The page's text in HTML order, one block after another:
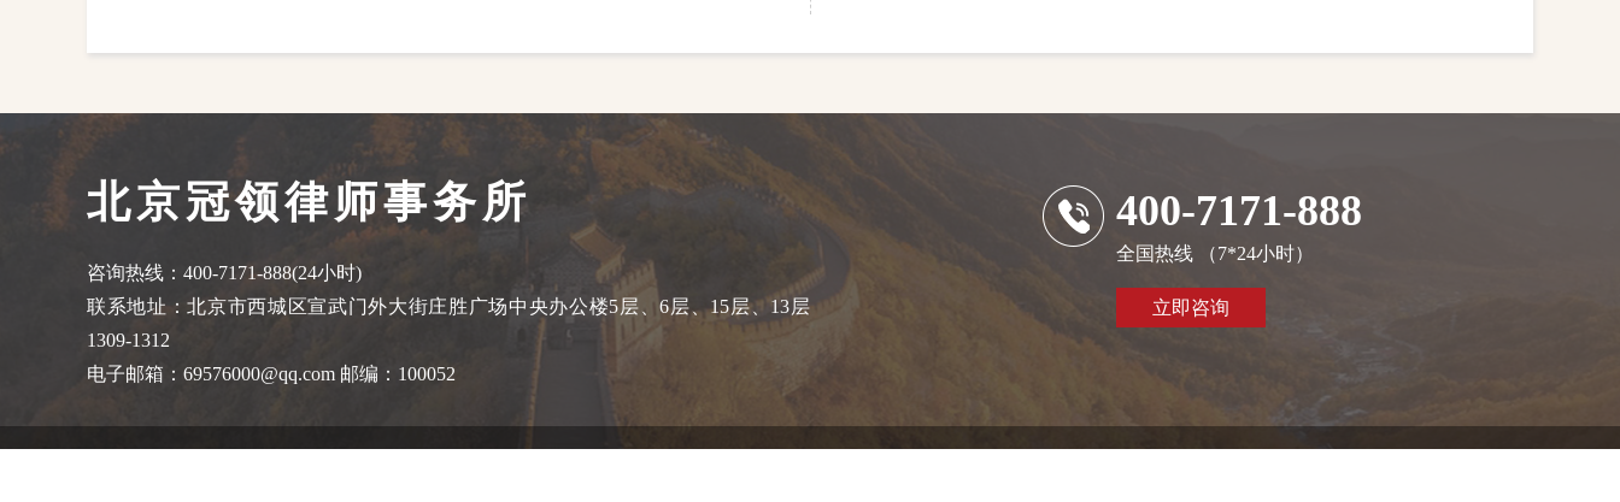
北京冠领律师事务所
咨询热线：400-7171-888(24小时)
联系地址：北京市西城区宣武门外大街庄胜广场中央办公楼5层、6层、15层、13层
1309-1312
电子邮箱：69576000@qq.com 邮编：100052
400-7171-888
全国热线 （7*24小时）
立即咨询